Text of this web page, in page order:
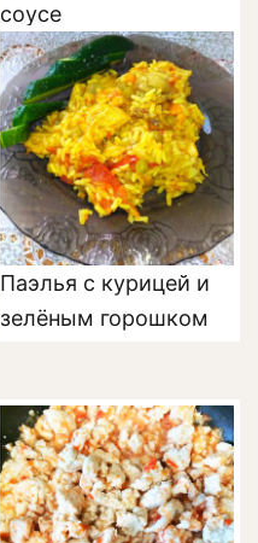
соусе
Паэлья с курицей и
зелёным горошком